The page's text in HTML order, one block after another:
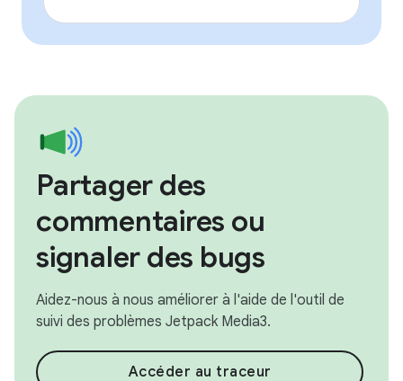
Partager des
commentaires ou
signaler des bugs
Aidez-nous à nous améliorer à l'aide de l'outil de
suivi des problèmes Jetpack Media3.
Accéder au traceur